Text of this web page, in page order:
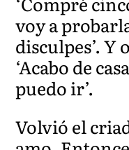
voy a
disculpes’. Y
‘Acabo de
puedo ir’.
Volvió el